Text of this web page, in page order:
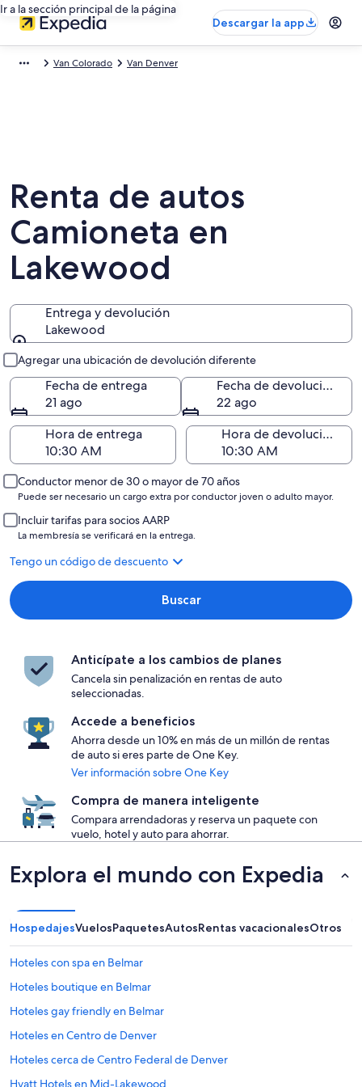
Ir a la sección principal de la página
Descargar la app
Van Colorado Van Denver
Renta de autos
Camioneta en
Lakewood
Entrega y devolución
Lakewood
Agregar una ubicación de devolución diferente
Fecha de entrega
21 ago
Fecha de devolución
22 ago
Hora de entrega
Hora de devolución
Conductor menor de 30 o mayor de 70 años
Puede ser necesario un cargo extra por conductor joven o adulto mayor.
Incluir tarifas para socios AARP
La membresía se verificará en la entrega.
Tengo un código de descuento
Buscar
Anticípate a los cambios de planes
Cancela sin penalización en rentas de auto
seleccionadas.
Accede a beneficios
Ahorra desde un 10% en más de un millón de rentas
de auto si eres parte de One Key.
Ver información sobre One Key
Compra de manera inteligente
Compara arrendadoras y reserva un paquete con
vuelo, hotel y auto para ahorrar.
Explora el mundo con Expedia
HospedajesVuelosPaquetesAutosRentas vacacionalesOtros
Hoteles con spa en Belmar
Hoteles boutique en Belmar
Hoteles gay friendly en Belmar
Hoteles en Centro de Denver
Hoteles cerca de Centro Federal de Denver
Hyatt Hotels en Mid-Lakewood